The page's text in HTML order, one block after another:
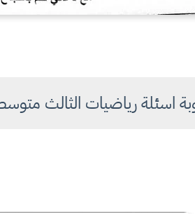
اسئلة رياضيات الثالث